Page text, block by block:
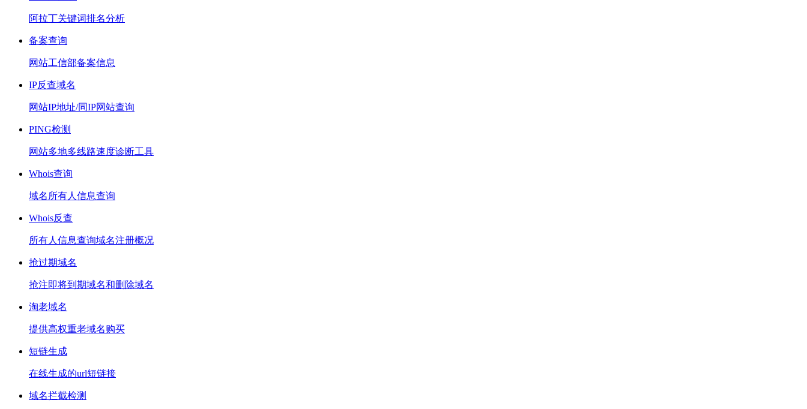
阿拉丁关键词排名分析
备案查询
网站工信部备案信息
IP反查域名
网站IP地址/同IP网站查询
PING检测
网站多地多线路速度诊断工具
Whois查询
域名所有人信息查询
Whois反查
所有人信息查询域名注册概况
抢过期域名
抢注即将到期域名和删除域名
淘老域名
提供高权重老域名购买
短链生成
在线生成的url短链接
域名拦截检测